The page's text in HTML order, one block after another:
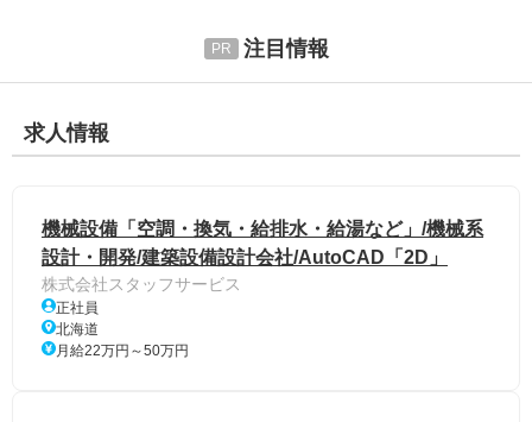
注目情報
求人情報
機械設備「空調・換気・給排水・給湯など」/機械系
設計・開発/建築設備設計会社/AutoCAD「2D」
株式会社スタッフサービス
正社員
北海道
月給22万円～50万円